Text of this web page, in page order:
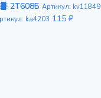
2Т608Б Артикул: kv11849
ka4203 115 ₽